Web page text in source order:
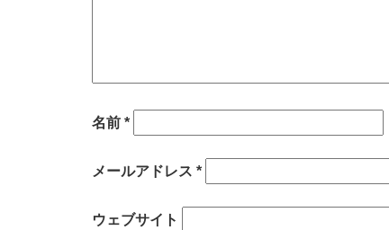
名前 *
メールアドレス *
ウェブサイト